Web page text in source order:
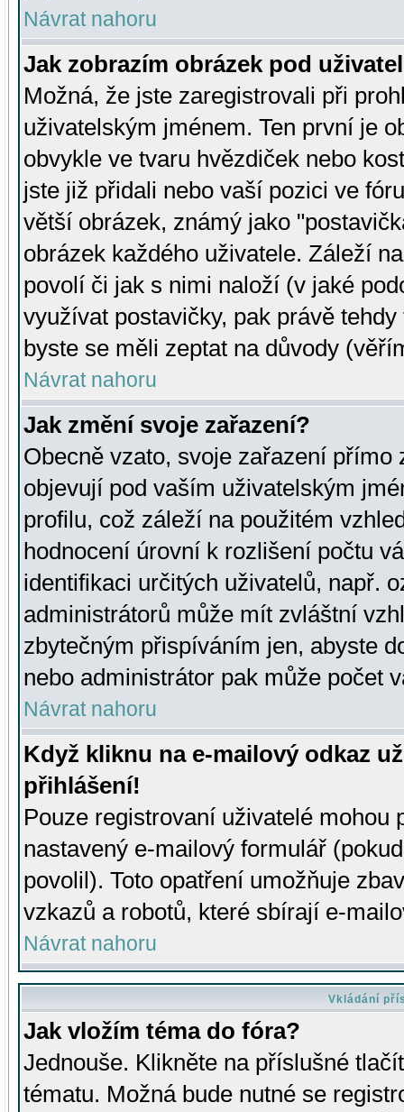
Návrat nahoru
Jak zobrazím obrázek pod
Možná, že jste zaregistrovali při
uživatelským jménem. Ten první je
obvykle ve tvaru hvězdiček nebo
jste již přidali nebo vaší pozici ve
větší obrázek, známý jako
obrázek každého uživatele. Záleží
povolí či jak s nimi naloží (v jaké
využívat postavičky, pak právě
byste se měli zeptat na důvody
Návrat nahoru
Jak změní svoje zařazení?
Obecně vzato, svoje zařazení přímo
objevují pod vaším uživatelským
profilu, což záleží na použitém
hodnocení úrovní k rozlišení počtu
identifikaci určitých uživatelů, např.
administrátorů může mít zvláštní
zbytečným přispíváním jen, abyste
nebo administrátor pak může počet
Návrat nahoru
Když kliknu na e-mailový odkaz
přihlášení!
Pouze registrovaní uživatelé mohou
nastavený e-mailový formulář
povolil). Toto opatření umožňuje
vzkazů a robotů, které sbírají e-
Návrat nahoru
Vkládání
Jak vložím téma do fóra?
Jednouše. Klikněte na příslušné
tématu. Možná bude nutné se